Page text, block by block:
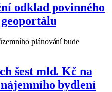
odklad povinného
plánování bude
šest mld. Kč na
bydlení